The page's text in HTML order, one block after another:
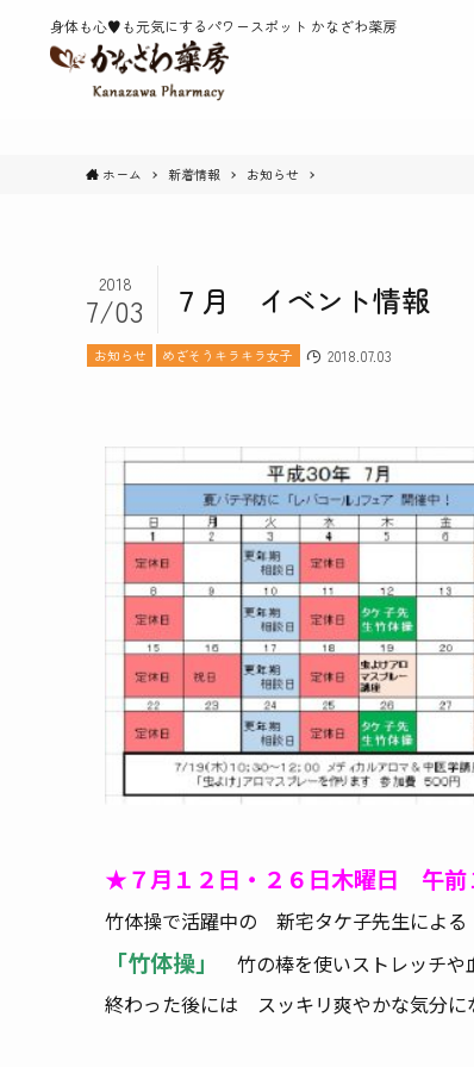
身体も心♥️も元気にするパワースポット かなざわ薬房
ホーム 新着情報 お知らせ
７月 イベント情報
2018
7/03
お知らせ めざそうキラキラ女子 2018.07.03
★７月１２日・２６日木曜日 午前
竹体操で活躍中の 新宅タケ子先生による
「竹体操」
竹の棒を使いストレッチや
終わった後には スッキリ爽やかな気分に